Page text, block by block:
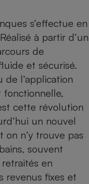
s’effectue en
à partir d’un
de
et sécurisé.
de l’application
fonctionnelle,
cette révolution
un nouvel
on n’y trouve pas
souvent
en
revenus fixes et